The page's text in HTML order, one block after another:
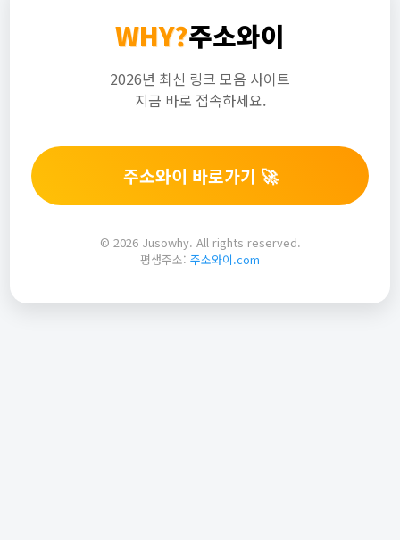
WHY?주소와이
2026년 최신 링크 모음 사이트
지금 바로 접속하세요.
주소와이 바로가기 🚀
© 2026 Jusowhy. All rights reserved.
평생주소: 주소와이.com